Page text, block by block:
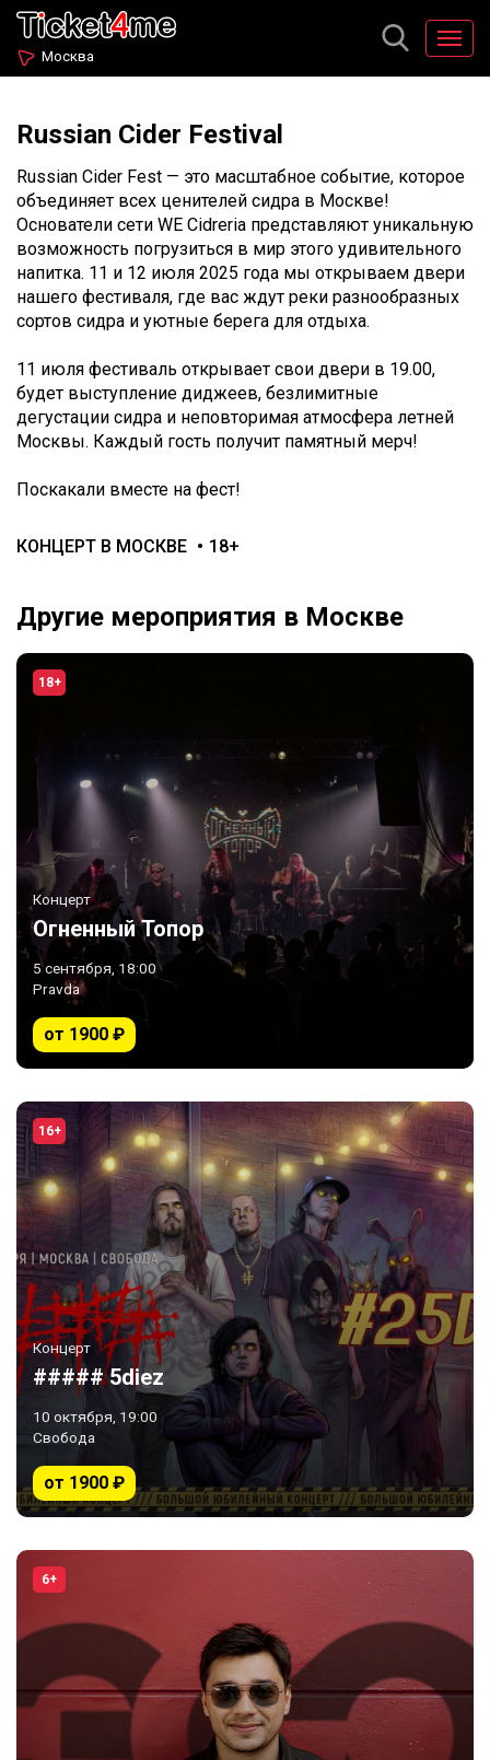
Москва
Russian Cider Festival
Russian Cider Fest — это масштабное событие, которое
объединяет всех ценителей сидра в Москве!
Основатели сети WE Cidreria представляют уникальную
возможность погрузиться в мир этого удивительного
напитка. 11 и 12 июля 2025 года мы открываем двери
нашего фестиваля, где вас ждут реки разнообразных
сортов сидра и уютные берега для отдыха.
11 июля фестиваль открывает свои двери в 19.00,
будет выступление диджеев, безлимитные
дегустации сидра и неповторимая атмосфера летней
Москвы. Каждый гость получит памятный мерч!
Поскакали вместе на фест!
КОНЦЕРТ В МОСКВЕ 18+
Другие мероприятия в Москве
18+
Концерт
Огненный Топор
5 сентября, 18:00
Pravda
от 1900 ₽
16+
Концерт
##### 5diez
10 октября, 19:00
Свобода
от 1900 ₽
6+